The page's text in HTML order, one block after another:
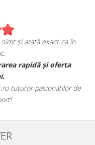
și arată exact ca în
rapidă și oferta
tuturor pasionaților de